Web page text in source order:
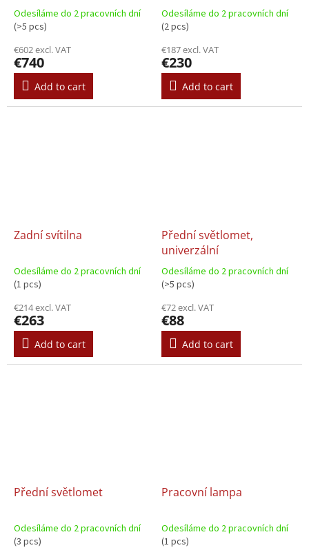
Odesíláme do 2 pracovních dní
(>5 pcs)
€602 excl. VAT
€740
Add to cart
Odesíláme do 2 pracovních dní
(2 pcs)
€187 excl. VAT
€230
Add to cart
Zadní svítilna
Odesíláme do 2 pracovních dní
(1 pcs)
€214 excl. VAT
€263
Add to cart
Přední světlomet,
univerzální
Odesíláme do 2 pracovních dní
(>5 pcs)
€72 excl. VAT
€88
Add to cart
Přední světlomet
Odesíláme do 2 pracovních dní
(3 pcs)
Pracovní lampa
Odesíláme do 2 pracovních dní
(1 pcs)